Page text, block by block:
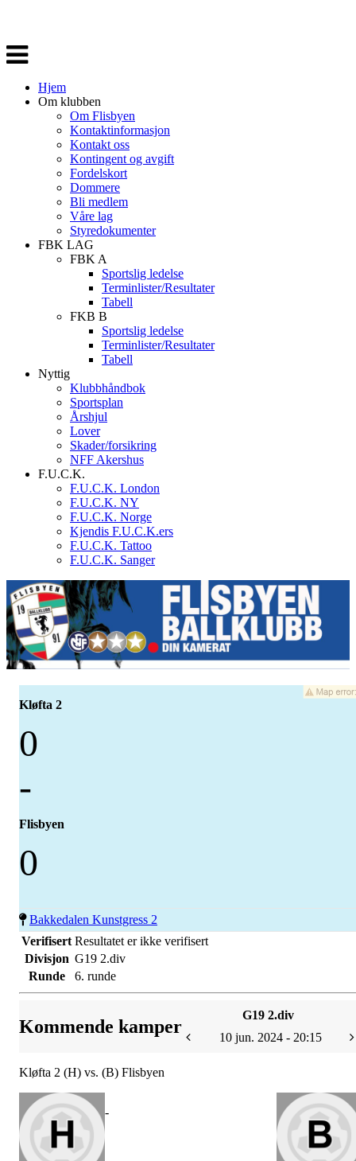
Veksle
navigasjon
Hjem
Om klubben
Om Flisbyen
Kontaktinformasjon
Kontakt oss
Kontingent og avgift
Fordelskort
Dommere
Bli medlem
Våre lag
Styredokumenter
FBK LAG
FBK A
Sportslig ledelse
Terminlister/Resultater
Tabell
FKB B
Sportslig ledelse
Terminlister/Resultater
Tabell
Nyttig
Klubbhåndbok
Sportsplan
Årshjul
Lover
Skader/forsikring
NFF Akershus
F.U.C.K.
F.U.C.K. London
F.U.C.K. NY
F.U.C.K. Norge
Kjendis F.U.C.K.ers
F.U.C.K. Tattoo
F.U.C.K. Sanger
Kløfta 2
0
-
Flisbyen
0
Bakkedalen Kunstgress 2
Verifisert Resultatet er ikke verifisert
Divisjon G19 2.div
Runde
6. runde
Kommende kamper
G19 2.div
10 jun. 2024 - 20:15
Kløfta 2 (H) vs. (B) Flisbyen
-